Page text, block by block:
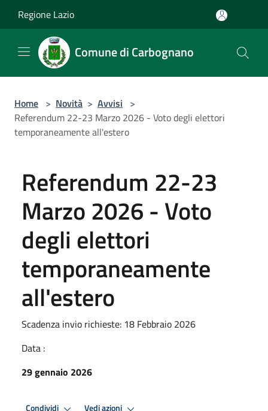
Regione Lazio
Comune di Carbognano
Home > Novità > Avvisi >
Referendum 22-23 Marzo 2026 - Voto degli elettori
temporaneamente all'estero
Referendum 22-23
Marzo 2026 - Voto
degli elettori
temporaneamente
all'estero
Scadenza invio richieste: 18 Febbraio 2026
Data :
29 gennaio 2026
Condividi Vedi azioni